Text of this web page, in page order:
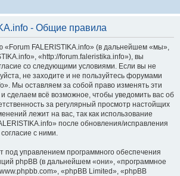
- Общие правила
«Forum FALERISTIKA.info» (в дальнейшем «мы»,
«http://forum.faleristika.info»), вы
со следующими условиями. Если вы не
не заходите и не пользуйтесь форумами
Мы оставляем за собой право изменять эти
сделаем всё возможное, чтобы уведомить вас об
за регулярный просмотр настойщих
лежит на вас, так как использование
после обновления/исправления
с ними.
управлением программного обеспечения
phpBB (в дальнейшем «они», «программное
«phpBB Limited», «phpBB